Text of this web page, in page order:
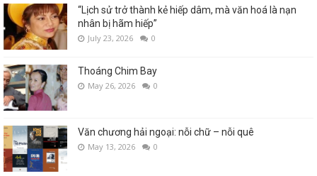
“Lịch sử trở thành kẻ hiếp dâm, mà văn hoá là nạn
nhân bị hãm hiếp”
July 23, 2026 0
Thoáng Chim Bay
May 26, 2026 0
Văn chương hải ngoại: nỗi chữ – nỗi quê
May 13, 2026 0